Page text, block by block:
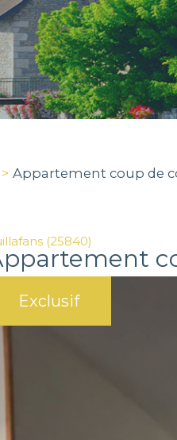
Appartement coup de
(25840)
Exclusif